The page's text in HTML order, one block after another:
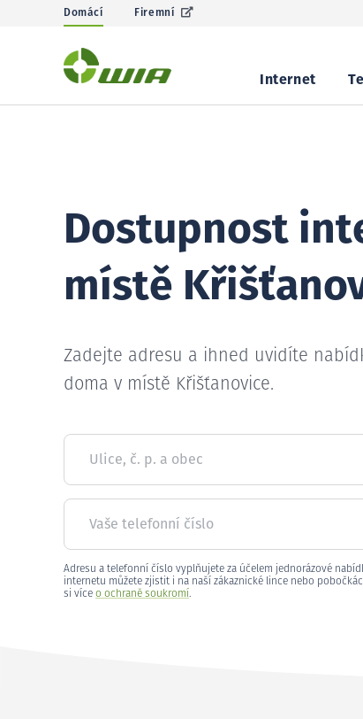
Domácí Firemní
Internet
Dostupnost
místě
Zadejte adresu a ihned uvidíte
doma v místě Křišťanovice.
Ulice, č. p. a obec
Vaše telefonní číslo
Adresu a telefonní číslo vyplňujete za účelem jednorázové
internetu můžete zjistit i na naší zákaznické lince nebo
si více o ochraně soukromí.